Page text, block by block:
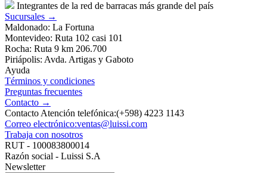
Integrantes de la red de barracas más grande del país
Sucursales →
Maldonado: La Fortuna
Montevideo: Ruta 102 casi 101
Rocha: Ruta 9 km 206.700
Piriápolis: Avda. Artigas y Gaboto
Ayuda
Términos y condiciones
Preguntas frecuentes
Contacto →
Contacto Atención telefónica:(+598) 4223 1143
Correo electrónico:ventas@luissi.com
Trabaja con nosotros
RUT - 100083800014
Razón social - Luissi S.A
Newsletter